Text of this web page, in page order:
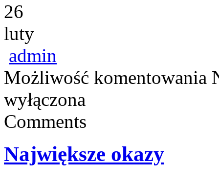
26
luty
admin
Możliwość komentowania
wyłączona
Comments
Największe okazy